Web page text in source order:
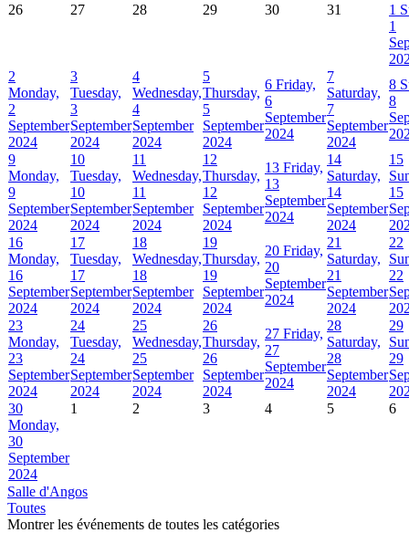
26
27 28 29 30 31 1
1
2
Monday,
2
September
2024
3
Tuesday,
3
September
2024
4
Wednesday,
4
September
2024
5
Thursday,
5
September
2024
6 Friday,
6
September
2024
7
Saturday,
7
September
2024
8
8
9
Monday,
9
September
2024
10
Tuesday,
10
September
2024
11
Wednesday,
11
September
2024
12
Thursday,
12
September
2024
13 Friday,
13
September
2024
14
Saturday,
14
September
2024
15
15
16
Monday,
16
September
2024
17
Tuesday,
17
September
2024
18
Wednesday,
18
September
2024
19
Thursday,
19
September
2024
20 Friday,
20
September
2024
21
Saturday,
21
September
2024
22
22
23
Monday,
23
September
2024
24
Tuesday,
24
September
2024
25
Wednesday,
25
September
2024
26
Thursday,
26
September
2024
27 Friday,
27
September
2024
28
Saturday,
28
September
2024
29
29
30
Monday,
30
September
2024
1 2 3 4 5 6
Salle d'Angos
Toutes
Montrer les événements de toutes les catégories